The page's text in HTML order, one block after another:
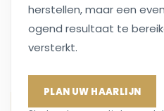
herstellen, maar een
ogend resultaat te
versterkt.
PLAN UW HAARLIJN